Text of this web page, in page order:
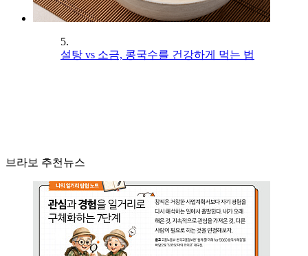
5.
설탕 vs 소금, 콩국수를 건강하게 먹는 법
브라보 추천뉴스